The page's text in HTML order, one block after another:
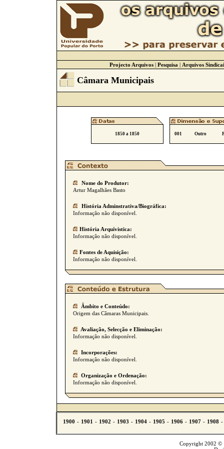
Projecto Arquivos| Pesquisa | Arquivos
Câmara Municipais
1850 a 1850 001 Outro
Nome do Produtor:
Artur Magalhães Basto
História Adminstrativa/Biográfica:
Informação não disponível.
História Arquívistica:
Informação não disponível.
Fontes de Aquisição:
Informação não disponível.
Âmbito e Conteúdo:
Origem das Câmaras Municipais.
Avaliação, Selecção e Eliminação:
Informação não disponível.
Incorporações:
Informação não disponível.
Organização e Ordenação:
Informação não disponível.
Copyright 2002 ©